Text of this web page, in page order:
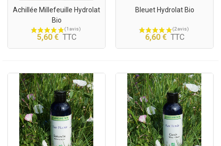
Achillée Millefeuille Hydrolat
Bio
5,60 € TTC
Bleuet Hydrolat Bio
6,60 € TTC